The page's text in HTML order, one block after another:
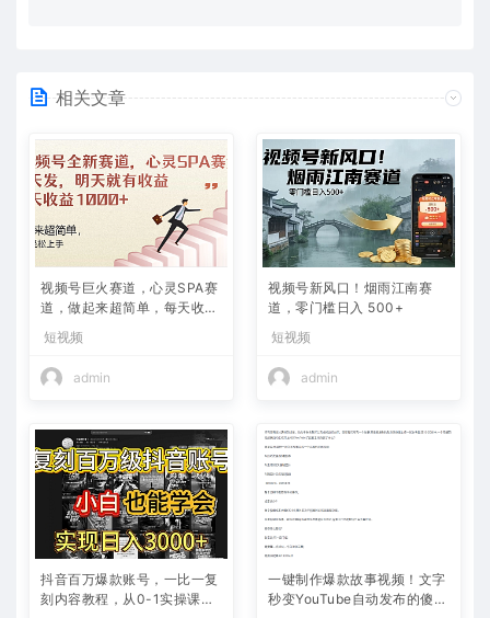
相关文章
视频号巨火赛道，心灵SPA赛
道，做起来超简单，每天收益
800+
短视频
admin
视频号新风口！烟雨江南赛
道，零门槛日入 500+
短视频
admin
抖音百万爆款账号，一比一复
刻内容教程，从0-1实操课，
一键制作爆款故事视频！文字
秒变YouTube自动发布的傻瓜